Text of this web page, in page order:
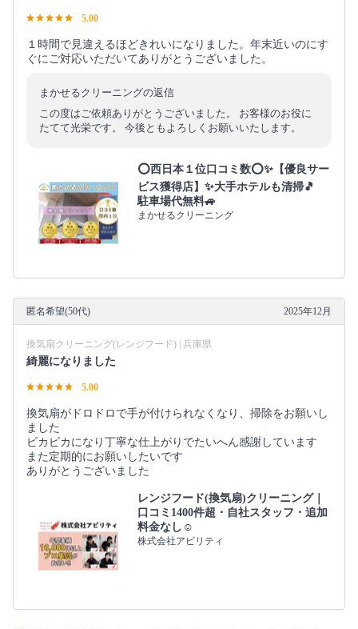
5.00
１時間で見違えるほどきれいになりました。年末近いのにす
ぐにご対応いただいてありがとうございました。
まかせるクリーニングの返信
この度はご依頼ありがとうございました。 お客様のお役に
たてて光栄です。 今後ともよろしくお願いいたします。
⭕西日本１位口コミ数⭕✨【優良サー
ビス獲得店】✨大手ホテルも清掃🎵
駐車場代無料🚙
まかせるクリーニング
匿名希望(50代) 2025年12月
換気扇クリーニング(レンジフード) | 兵庫県
綺麗になりました
5.00
換気扇がドロドロで手が付けられなくなり、掃除をお願いし
ました
ピカピカになり丁寧な仕上がりでたいへん感謝しています
また定期的にお願いしたいです
ありがとうございました
レンジフード(換気扇)クリーニング｜
口コミ1400件超・自社スタッフ・追加
料金なし☺️
株式会社アビリティ